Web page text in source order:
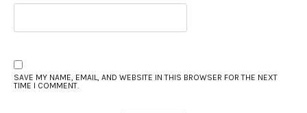
SAVE MY NAME, EMAIL, AND WEBSITE IN THIS BROWSER FOR THE NEXT
TIME I COMMENT.